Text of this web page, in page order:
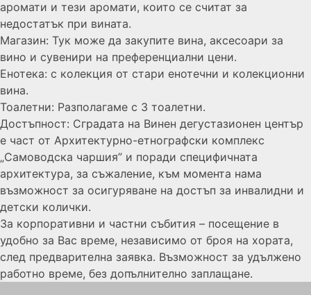
аромати и тези аромати, които се считат за
недостатък при вината.
Магазин: Тук може да закупите вина, аксесоари за
вино и сувенири на преференциални цени.
Енотека: с колекция от стари енотечни и колекционни
вина.
Тоалетни: Разполагаме с 3 тоалетни.
Достъпност: Сградата на Винен дегустазионен център
е част от Архитектурно-етнографски комплекс
„Самоводска чаршия” и поради специфичната
архитектура, за съжаление, към момента нама
възможност за осигуряване на достъп за инвалидни и
детски колички.
За корпоративни и частни събития – посещение в
удобно за Вас време, независимо от броя на хората,
след предварителна заявка. Възможност за удължено
работно време, без допълнително заплащане.